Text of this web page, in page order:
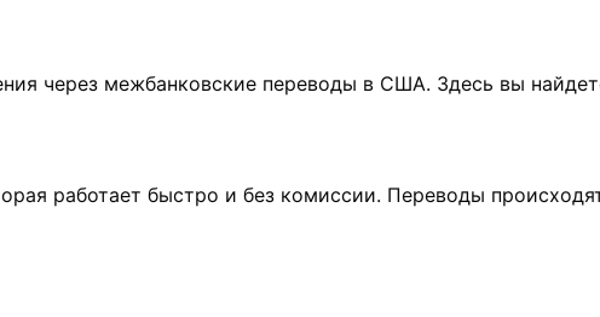
через межбанковские переводы в США. Здесь вы
работает быстро и без комиссии. Переводы